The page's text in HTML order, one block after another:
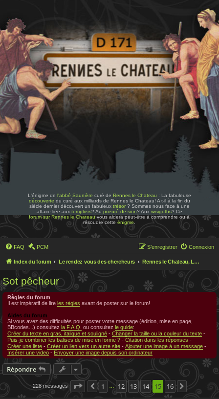
L'énigme de l'abbé Saunière curé de Rennes le Chateau : La fabuleuse
découverte du curé aux milliards de Rennes le Chateau! A t-il à la fin du
siècle dernier découvert un fabuleux trésor? Sommes nous face à une
affaire liée aux templiers? Au prieuré de sion? Aux wisigoths? Ce
forum sur Rennes le Chateauvous aidera peut-être à comprendre ou à
résoudre cetteénigme
FAQ PCM Connexion
S’enregistrer
Index du forum Le rendez vous des chercheurs Rennes le Chateau, Le rendez-vous des chercheurs
Sot pêcheur
Règles du forum
Il est impératif de lire les règles avant de poster sur le forum!
Aides du forum
Si vous avez des difficultés pour poster votre message (édition, mise en page,
BBcodes...) consultez la F.A.Q. ou consultez le guide:
Créer du texte en gras, italique et souligné - Changer la taille ou la couleur du texte -
Puis-je combiner les balises de mise en forme ? - Citation dans les réponses -
Créer une liste - Créer un lien vers un autre site - Ajouter une image à un message -
Insérer une video - Envoyer une image depuis son ordinateur
Répondre
228 messages Page 15 sur 16
Précédente
1 … 12 13 14 15 16 Suivante